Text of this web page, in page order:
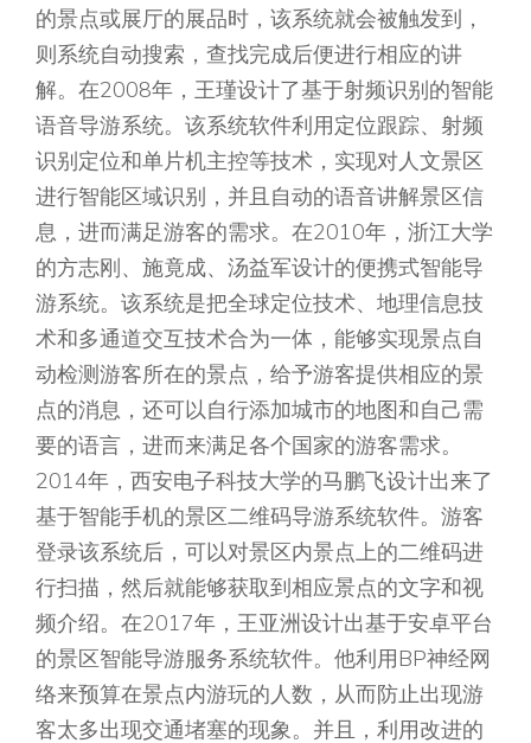
的景点或展厅的展品时，该系统就会被触发到，
则系统自动搜索，查找完成后便进行相应的讲
解。在2008年，王瑾设计了基于射频识别的智能
语音导游系统。该系统软件利用定位跟踪、射频
识别定位和单片机主控等技术，实现对人文景区
进行智能区域识别，并且自动的语音讲解景区信
息，进而满足游客的需求。在2010年，浙江大学
的方志刚、施竟成、汤益军设计的便携式智能导
游系统。该系统是把全球定位技术、地理信息技
术和多通道交互技术合为一体，能够实现景点自
动检测游客所在的景点，给予游客提供相应的景
点的消息，还可以自行添加城市的地图和自己需
要的语言，进而来满足各个国家的游客需求。
2014年，西安电子科技大学的马鹏飞设计出来了
基于智能手机的景区二维码导游系统软件。游客
登录该系统后，可以对景区内景点上的二维码进
行扫描，然后就能够获取到相应景点的文字和视
频介绍。在2017年，王亚洲设计出基于安卓平台
的景区智能导游服务系统软件。他利用BP神经网
络来预算在景点内游玩的人数，从而防止出现游
客太多出现交通堵塞的现象。并且，利用改进的